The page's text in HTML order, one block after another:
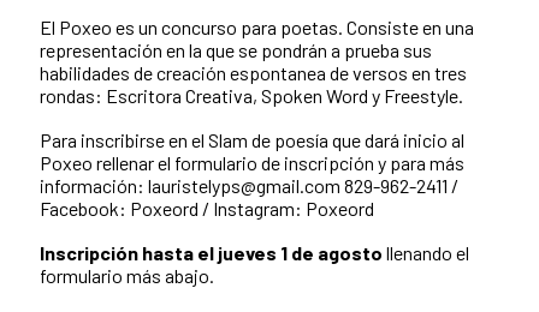
El Poxeo es un concurso para poetas. Consiste en una
representación en la que se pondrán a prueba sus
habilidades de creación espontanea de versos en tres
rondas: Escritora Creativa, Spoken Word y Freestyle.
Para inscribirse en el Slam de poesía que dará inicio al
Poxeo rellenar el formulario de inscripción y para más
información: lauristelyps@gmail.com 829-962-2411 /
Facebook: Poxeord / Instagram: Poxeord
Inscripción hasta el jueves 1 de agosto llenando el
formulario más abajo.